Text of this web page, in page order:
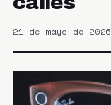
21 de mayo de 2026